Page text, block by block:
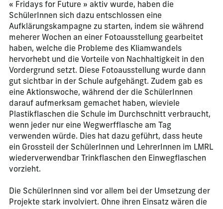
« Fridays for Future » aktiv wurde, haben die
SchülerInnen sich dazu entschlossen eine
Aufklärungskampagne zu starten, indem sie während
meherer Wochen an einer Fotoausstellung gearbeitet
haben, welche die Probleme des Kliamwandels
hervorhebt und die Vorteile von Nachhaltigkeit in den
Vordergrund setzt. Diese Fotoausstellung wurde dann
gut sichtbar in der Schule aufgehängt. Zudem gab es
eine Aktionswoche, während der die SchülerInnen
darauf aufmerksam gemachet haben, wieviele
Plastikflaschen die Schule im Durchschnitt verbraucht,
wenn jeder nur eine Wegwerfflasche am Tag
verwenden würde. Dies hat dazu geführt, dass heute
ein Grossteil der SchülerInnen und LehrerInnen im LMRL
wiederverwendbar Trinkflaschen den Einwegflaschen
vorzieht.
Die SchülerInnen sind vor allem bei der Umsetzung der
Projekte stark involviert. Ohne ihren Einsatz wären die